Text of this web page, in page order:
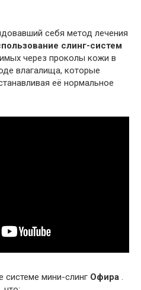
себя метод лечения
слинг-систем
через проколы кожи в
влагалища, которые
её нормальное
системе мини-слинг Офира .